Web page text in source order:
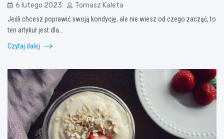
6 lutego 2023 Tomasz Kaleta
Jeśli chcesz poprawić swoją kondycję, ale nie wiesz od czego zacząć, to
ten artykuł jest dla…
Czytaj dalej